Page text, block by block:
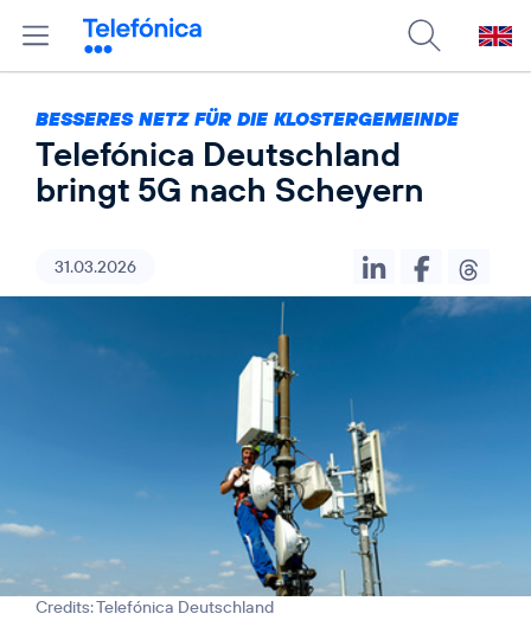
BESSERES NETZ FÜR DIE KLOSTERGEMEINDE
Telefónica Deutschland
bringt 5G nach Scheyern
31.03.2026
Credits: Telefónica Deutschland